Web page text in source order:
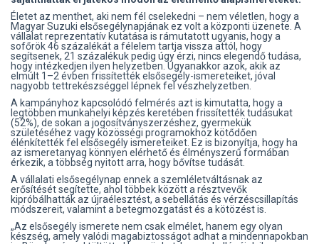
Életet az menthet, aki nem fél cselekedni – nem véletlen, hogy a
Magyar Suzuki elsősegélynapjának ez volt a központi üzenete. A
vállalat reprezentatív kutatása is rámutatott ugyanis, hogy a
sofőrök 46 százalékát a félelem tartja vissza attól, hogy
segítsenek, 21 százalékuk pedig úgy érzi, nincs elegendő tudása,
hogy intézkedjen ilyen helyzetben. Ugyanakkor azok, akik az
elmúlt 1–2 évben frissítették elsősegély-ismereteiket, jóval
nagyobb tettrekészséggel lépnek fel vészhelyzetben.
A kampányhoz kapcsolódó felmérés azt is kimutatta, hogy a
legtöbben munkahelyi képzés keretében frissítették tudásukat
(52%), de sokan a jogosítványszerzéshez, gyermekük
születéséhez vagy közösségi programokhoz kötődően
élénkítették fel elsősegély ismereteiket. Ez is bizonyítja, hogy ha
az ismeretanyag könnyen elérhető és élményszerű formában
érkezik, a többség nyitott arra, hogy bővítse tudását.
A vállalati elsősegélynap ennek a szemléletváltásnak az
erősítését segítette, ahol többek között a résztvevők
kipróbálhatták az újraélesztést, a sebellátás és vérzéscsillapítás
módszereit, valamint a betegmozgatást és a kötözést is.
„Az elsősegély ismerete nem csak elmélet, hanem egy olyan
készség, amely valódi magabiztosságot adhat a mindennapokban